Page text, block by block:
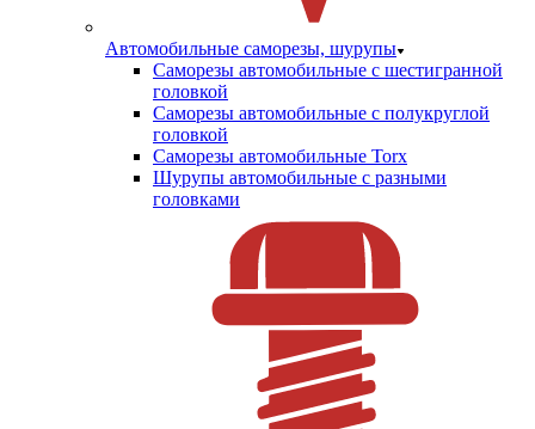
Автомобильные саморезы, шурупы
Саморезы автомобильные с шестигранной
головкой
Саморезы автомобильные с полукруглой
головкой
Саморезы автомобильные Torx
Шурупы автомобильные с разными
головками